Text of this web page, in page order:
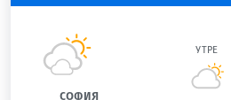
СОФИЯ
УТРЕ